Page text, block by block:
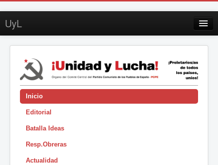
UyL
Suscripción
Sobre UyL
Edición impresa
Buscar
Inicio
Editorial
Batalla Ideas
Resp.Obreras
Actualidad